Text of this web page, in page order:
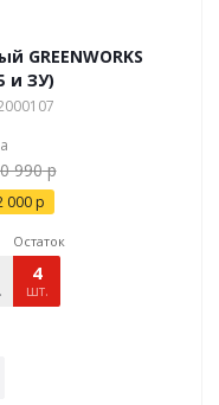
GREENWORKS
и ЗУ)
990р
000р
03
сек.
Остаток
4
шт.